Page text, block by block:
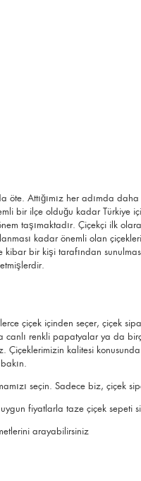
Attığımız her adımda
bir ilçe olduğu kadar
taşımaktadır. Çiçekçi ilk
kadar önemli olan
bir kişi tarafından
çiçek içinden seçer, çiçek
renkli papatyalar ya da
Çiçeklerimizin kalitesi
seçin. Sadece biz, çiçek
fiyatlarla taze çiçek sepeti
arayabilirsiniz